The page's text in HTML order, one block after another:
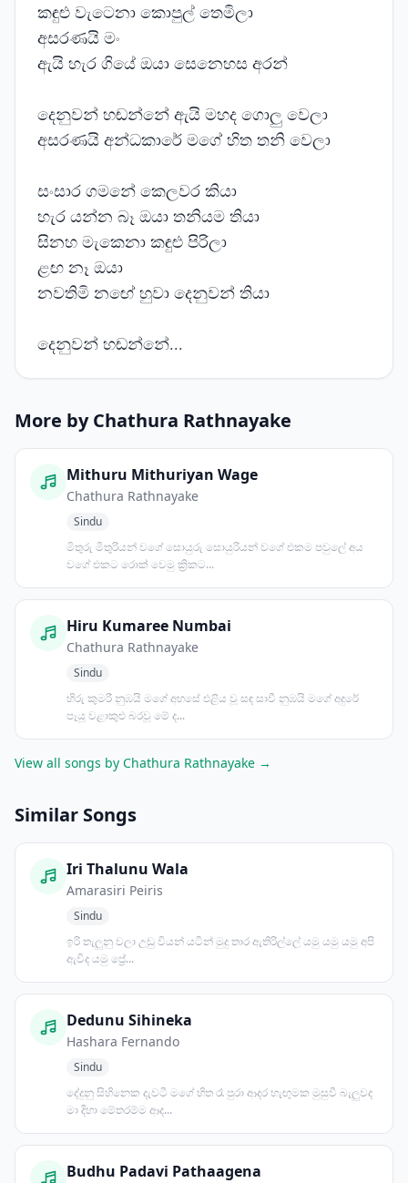
කඳුළු වැටෙනා කොපුල් තෙමිලා
අසරණයි මං
ඇයි හැර ගියේ ඔයා සෙනෙහස අරන්
දෙනුවන් හඬන්නේ ඇයි මහද ගොලු වෙලා
අසරණයි අන්ධකාරේ මගේ හිත තනි වෙලා
සංසාර ගමනේ කෙලවර කියා
හැර යන්න බෑ ඔයා තනියම තියා
සිනහ මැකෙනා කඳුළු පිරිලා
ළඟ නෑ ඔයා
නවතිමි නඟේ හුවා දෙනුවන් තියා
දෙනුවන් හඬන්නේ...
More by Chathura Rathnayake
Mithuru Mithuriyan Wage
Chathura Rathnayake
Sindu
මිතුරු මිතුරියන් වගේ සොයුරු සොයුරියන් වගේ එකම පවුලේ අය
වගේ එකට රොක් වෙමු ක්‍රිකට...
Hiru Kumaree Numbai
Chathura Rathnayake
Sindu
හිරු කුමරී නුඹයි මගේ අහසේ එළිය වූ සඳ සාවී නුඹයි මගේ අදුරේ
පෑයූ වළාකුළු බරවූ මේ ද...
View all songs by Chathura Rathnayake →
Similar Songs
Iri Thalunu Wala
Amarasiri Peiris
Sindu
ඉරි තැලුනු වලා උඩු වියන් යටින් මුදු තාර ඇතිරිල්ලේ යමු යමු යමු අපි
ඇවිද යමු ප්‍රේ...
Dedunu Sihineka
Hashara Fernando
Sindu
දේදුනු සිහිනෙක දැවටී මගේ හිත රෑ පුරා ආදර හැඟුමක මුසුවී බැලුවද
මා දිහා මේතරම්ම ආද...
Budhu Padavi Pathaagena